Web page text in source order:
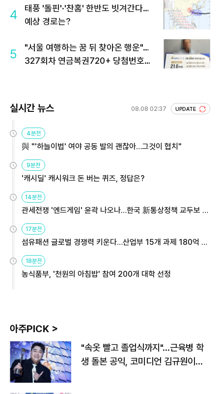
4
태풍 '돌핀'·'찬홈' 한반도 빗겨간다…
예상 경로는?
5
"서울 여행하는 꿈 뒤 찾아온 행운"…
327회차 연금복권720+ 당첨번호조
실시간 뉴스 08.08 02:37 UPDATE
4분전
與 "'하늘이법' 여야 공동 발의 괜찮아…그것이 협치"
9분전
'캐시딜' 캐시워크 돈 버는 퀴즈, 정답은?
14분전
관세전쟁 '엔드게임' 윤곽 나오나…한국 新통상정책 교두보 활
용해야
17분전
섬유패션 글로벌 경쟁력 키운다…산업부 15개 과제 180억 지
원
18분전
농식품부, '천원의 아침밥' 참여 200개 대학 선정
아주PICK >
"속옷 빨고 졸업식까지"…근육병 학
생 돌본 공익, 코미디언 김규원이었